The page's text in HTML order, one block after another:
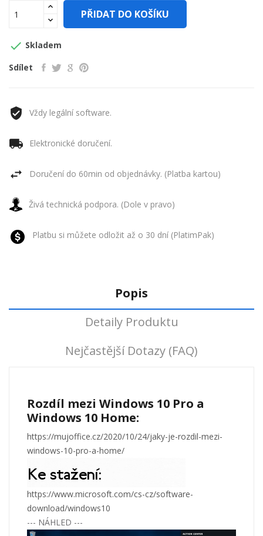
PŘIDAT DO KOŠÍKU
 Skladem
Sdílet
Vždy legální software.
Elektronické doručení.
Doručení do 60min od objednávky. (Platba kartou)
Živá technická podpora. (Dole v pravo)
Platbu si můžete odložit až o 30 dní (PlatimPak)
Popis
Detaily Produktu
Nejčastější Dotazy (FAQ)
Rozdíl mezi Windows 10 Pro a
Windows 10 Home:
https://mujoffice.cz/2020/10/24/jaky-je-rozdil-mezi-
windows-10-pro-a-home/
https://www.microsoft.com/cs-cz/software-
download/windows10
--- NÁHLED ---